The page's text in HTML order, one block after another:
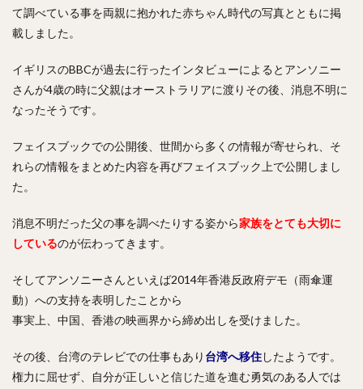
て調べている事を両親に抱かれた赤ちゃん時代の写真とともに掲
載しました。
イギリスのBBCが過去に行ったインタビューによるとアンソニー
さんが4歳の時に父親はオーストラリアに渡りその後、消息不明に
なったそうです。
フェイスブックでの公開後、世間から多くの情報が寄せられ、そ
れらの情報をまとめた内容を再びフェイスブック上で公開しまし
た。
消息不明だった父の事を調べたりする姿から家族をとても大切に
しているのが伝わってきます。
そしてアンソニーさんといえば2014年香港反政府デモ（雨傘運
動）への支持を表明したことから
事実上、中国、香港の映画界から締め出しを受けました。
その後、台湾のテレビでの仕事もあり 台湾へ移住したようです。
権力に屈せず、自分が正しいと信じた道を進む勇気のある人では